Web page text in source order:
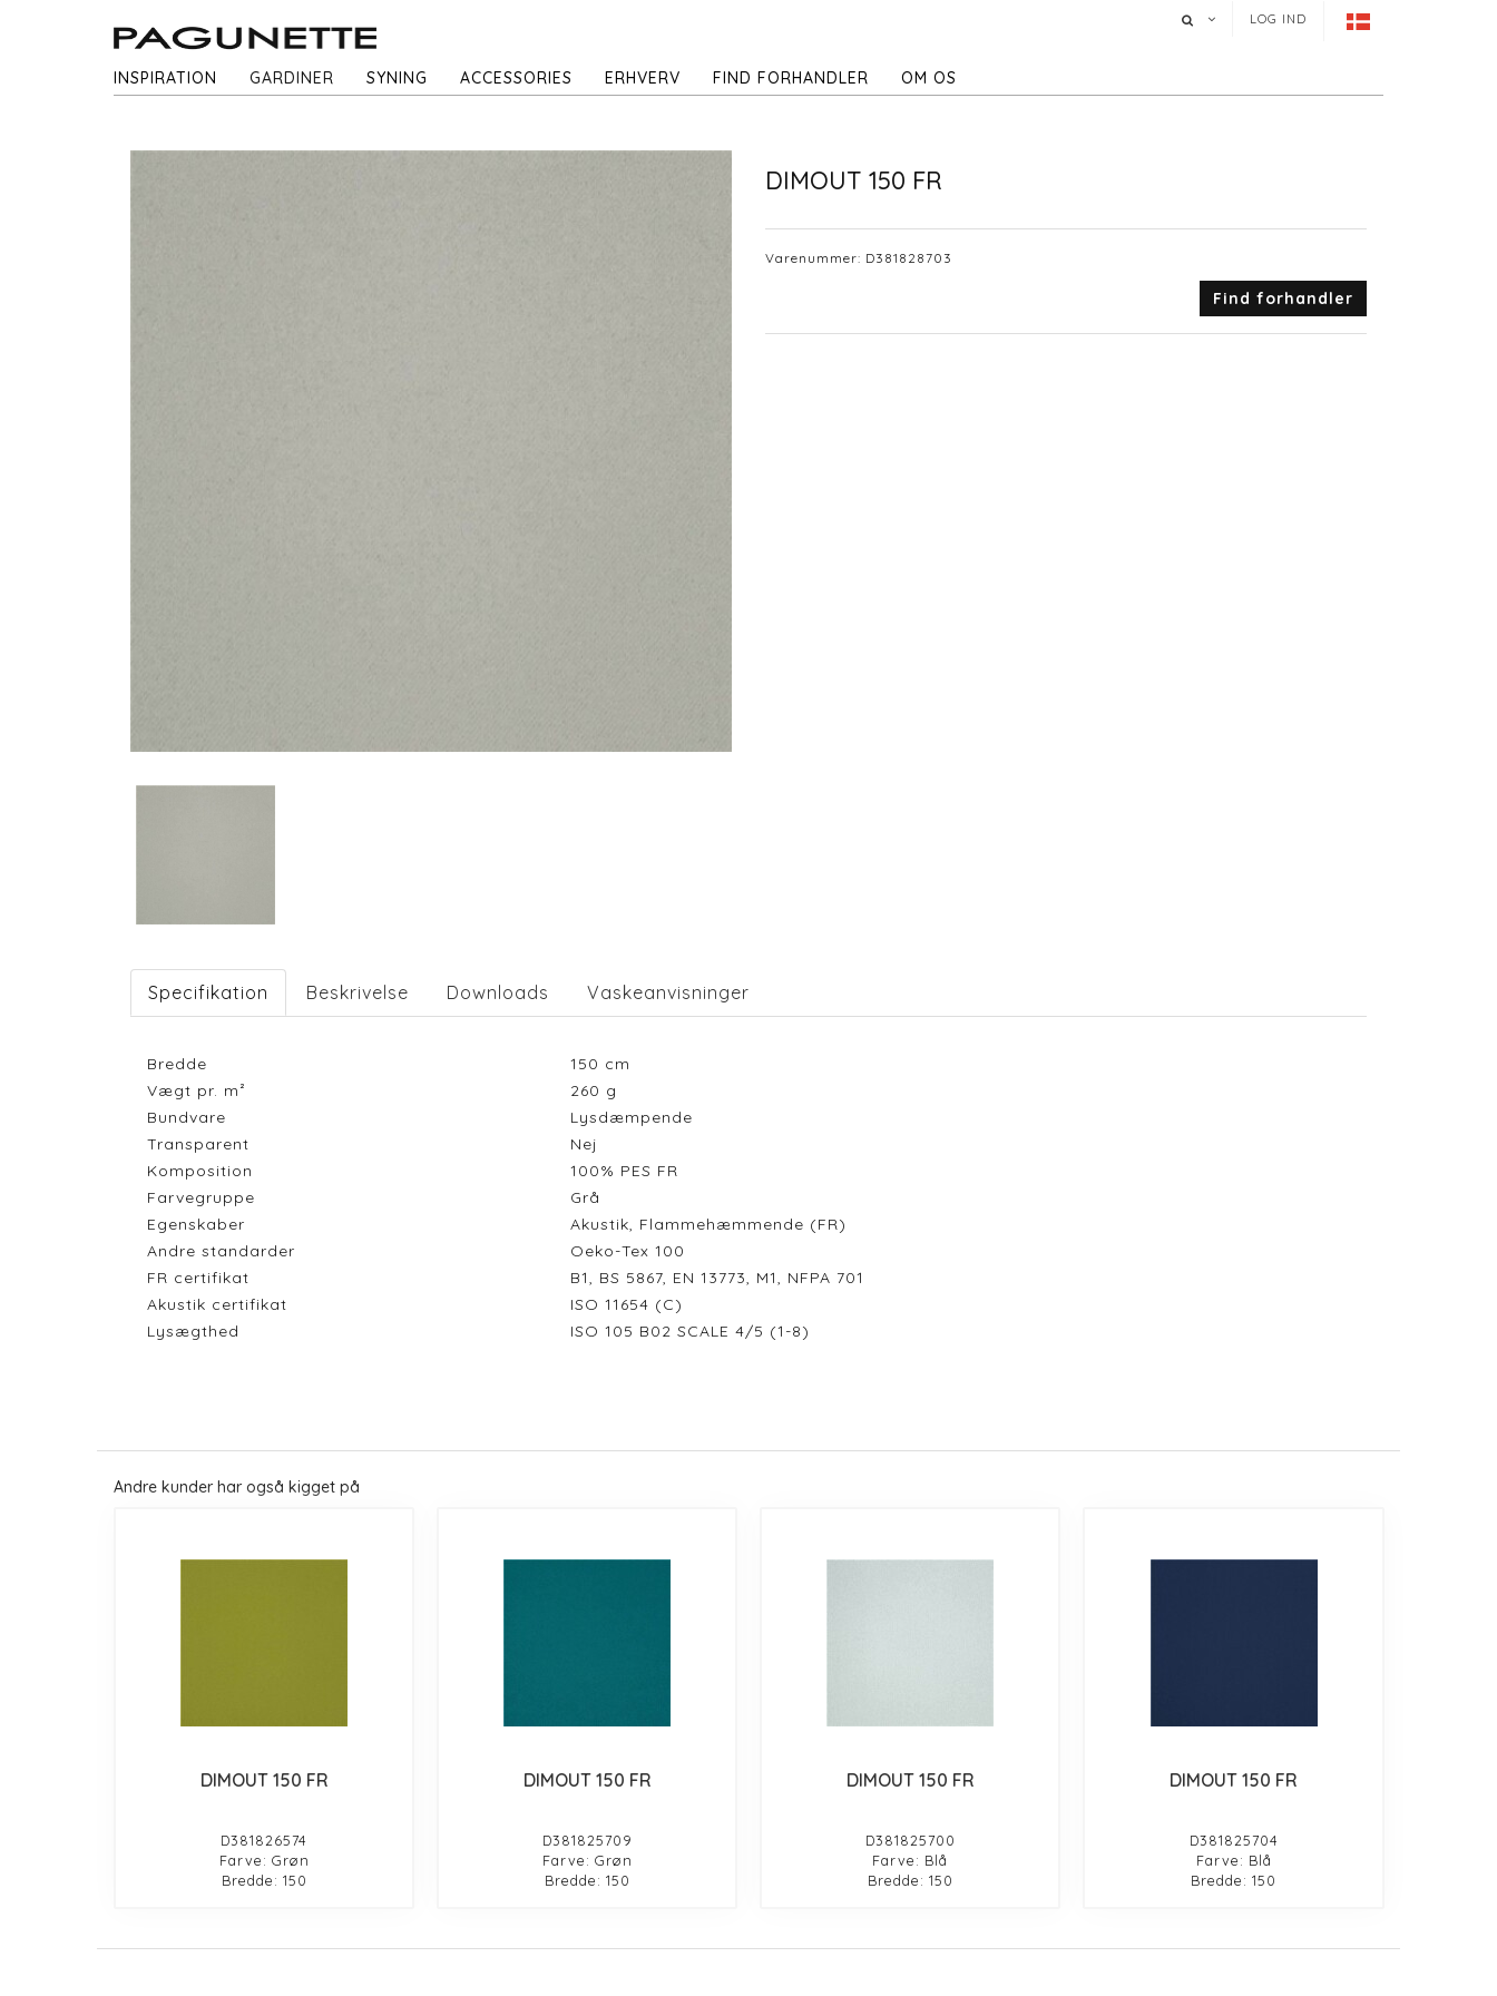
LOG IND
INSPIRATION GARDINER SYNING ACCESSORIES ERHVERV FIND FORHANDLER OM OS
DIMOUT 150 FR
Varenummer: D381828703
Find forhandler
Specifikation Beskrivelse Downloads Vaskeanvisninger
Bredde 150 cm
Vægt pr. m²
260 g
Bundvare
Lysdæmpende
Transparent
Nej
Komposition
100% PES FR
Farvegruppe
Grå
Egenskaber
Akustik, Flammehæmmende (FR)
Andre standarder
Oeko-Tex 100
FR certifikat
B1, BS 5867, EN 13773, M1, NFPA 701
Akustik certifikat
ISO 11654 (C)
Lysægthed
ISO 105 B02 SCALE 4/5 (1-8)
Andre kunder har også kigget på
DIMOUT 150 FR
D381826574
Farve: Grøn
Bredde: 150
DIMOUT 150 FR
D381825709
Farve: Grøn
Bredde: 150
DIMOUT 150 FR
D381825700
Farve: Blå
Bredde: 150
DIMOUT 150 FR
D381825704
Farve: Blå
Bredde: 150